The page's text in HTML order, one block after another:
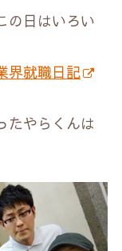
の日はいろい
界就職日記
たやらくんは